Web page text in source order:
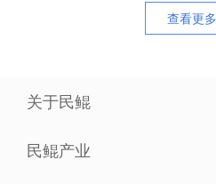
查看更
关于民鲲
民鲲产业